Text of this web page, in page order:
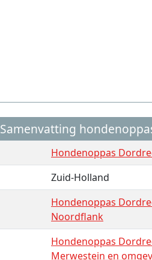
Samenvatting
Hondenoppas
Zuid-Holland
Hondenoppas
Noordflank
Hondenoppas
Merwestein en